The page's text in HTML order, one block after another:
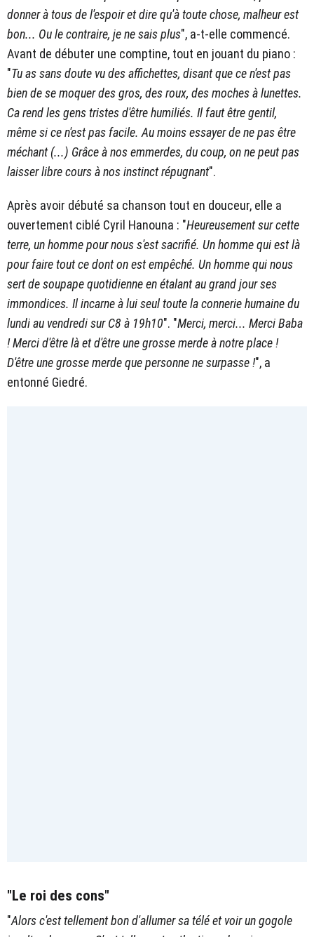
donner à tous de l'espoir et dire qu'à toute chose, malheur est
bon... Ou le contraire, je ne sais plus", a-t-elle commencé.
Avant de débuter une comptine, tout en jouant du piano :
"Tu as sans doute vu des affichettes, disant que ce n'est pas
bien de se moquer des gros, des roux, des moches à lunettes.
Ca rend les gens tristes d'être humiliés. Il faut être gentil,
même si ce n'est pas facile. Au moins essayer de ne pas être
méchant (...) Grâce à nos emmerdes, du coup, on ne peut pas
laisser libre cours à nos instinct répugnant".
Après avoir débuté sa chanson tout en douceur, elle a
ouvertement ciblé Cyril Hanouna : "Heureusement sur cette
terre, un homme pour nous s'est sacrifié. Un homme qui est là
pour faire tout ce dont on est empêché. Un homme qui nous
sert de soupape quotidienne en étalant au grand jour ses
immondices. Il incarne à lui seul toute la connerie humaine du
lundi au vendredi sur C8 à 19h10". "Merci, merci... Merci Baba
! Merci d'être là et d'être une grosse merde à notre place !
D'être une grosse merde que personne ne surpasse !", a
entonné Giedré.
"Le roi des cons"
"Alors c'est tellement bon d'allumer sa télé et voir un gogole